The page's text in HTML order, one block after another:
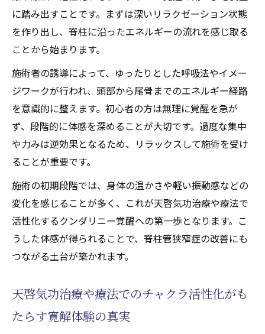
覚醒で得られる深い心の変化解説
心身一体の寛解を目指す療法の価値とは
脊柱管狭窄症からの解放と精神的自由感
に踏み出すことです。まずは深いリラクゼーション状態
を作り出し、脊柱に沿ったエネルギーの流れを感じ取る
ことから始まります。
施術者の誘導によって、ゆったりとした呼吸法やイメー
ジワークが行われ、頭部から尾骨までのエネルギー経路
を意識的に整えます。初心者の方は無理に覚醒を急が
ず、段階的に体感を深めることが大切です。過度な集中
や力みは逆効果となるため、リラックスして施術を受け
ることが重要です。
施術の初期段階では、身体の温かさや軽い振動感などの
変化を感じることが多く、これが天啓気功治療や療法で
活性化するクンダリニー覚醒への第一歩となります。こ
うした体感が得られることで、脊柱管狭窄症の改善にも
つながる土台が築かれます。
天啓気功治療や療法でのチャクラ活性化がも
たらす寛解体験の真実